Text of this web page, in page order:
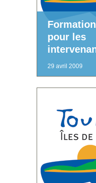
pour les
29 avril 2009